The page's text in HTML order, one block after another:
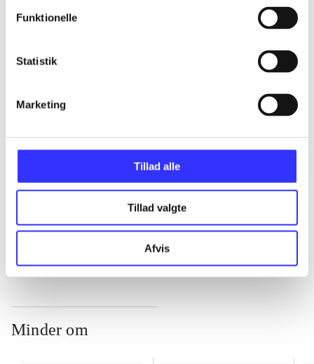
Funktionelle
Statistik
Marketing
Tillad alle
Tillad valgte
Afvis
...
Minder om